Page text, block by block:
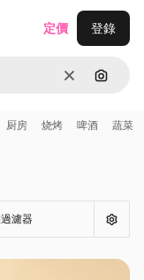
清除 通過圖
定價 登錄
厨房 烧烤 啤酒 蔬菜
過濾器